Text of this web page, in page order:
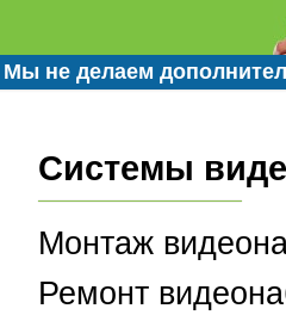
Мы не делаем
Системы
Монтаж
Ремонт